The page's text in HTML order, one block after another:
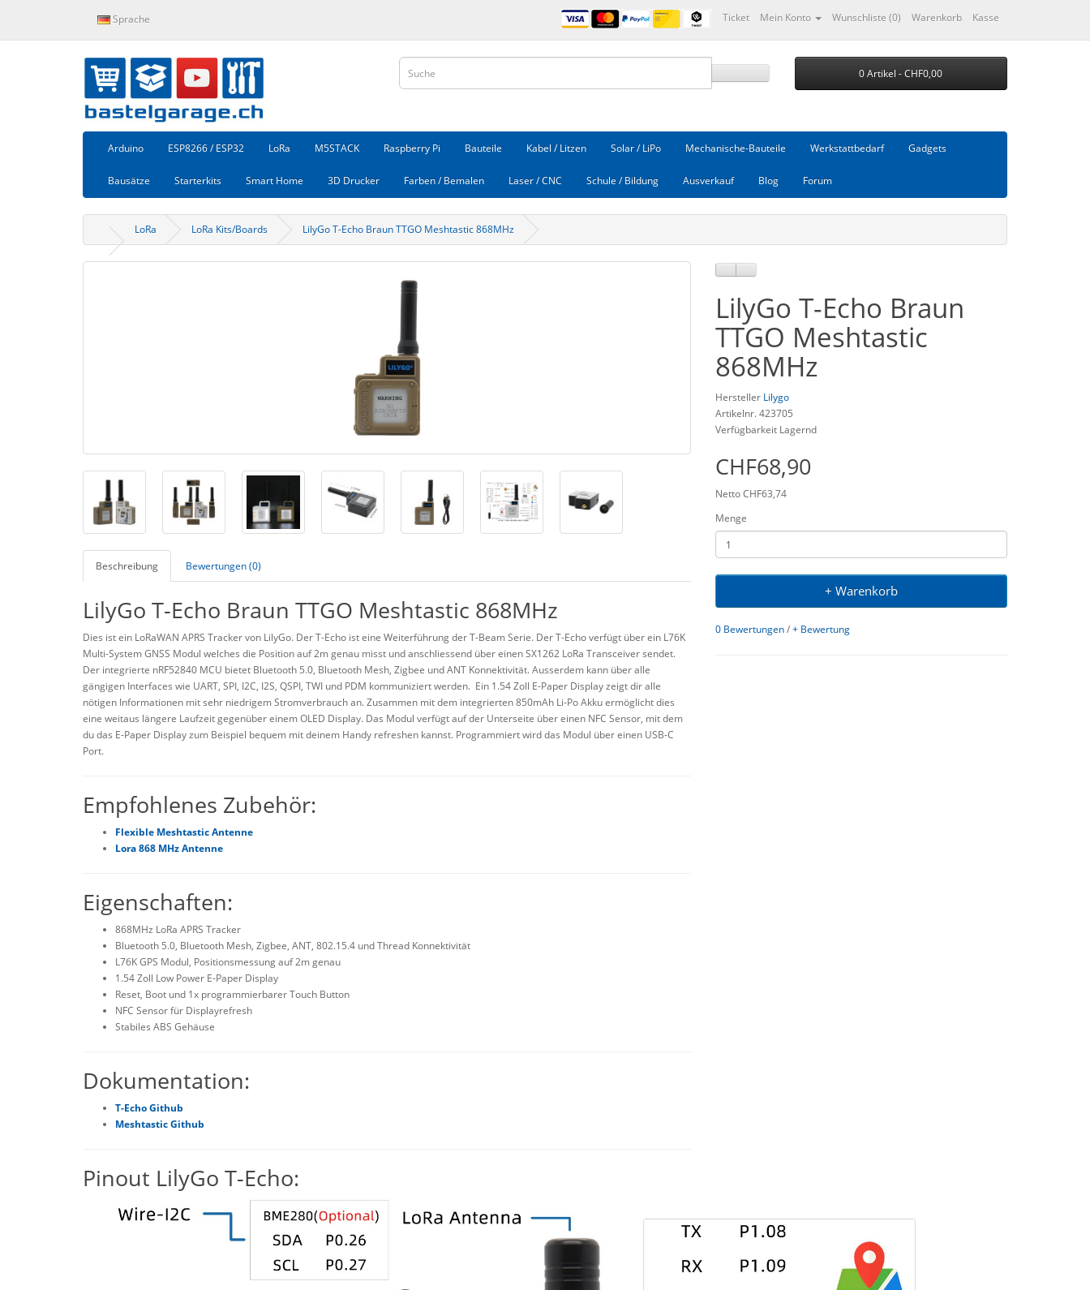
Sprache Ticket Mein Konto Wunschliste (0) Warenkorb Kasse
0 Artikel - CHF0,00
Arduino ESP8266 / ESP32 LoRa M5STACK Raspberry Pi Bauteile Kabel / Litzen Solar / LiPo Mechanische-Bauteile Werkstattbedarf Gadgets
Bausätze Starterkits Smart Home 3D Drucker Farben / Bemalen Laser / CNC Schule / Bildung Ausverkauf Blog Forum
LoRa LoRa Kits/Boards LilyGo T-Echo Braun TTGO Meshtastic 868MHz
Beschreibung Bewertungen (0)
LilyGo T-Echo Braun TTGO Meshtastic 868MHz
Dies ist ein LoRaWAN APRS Tracker von LilyGo. Der T-Echo ist eine Weiterführung der T-Beam Serie. Der T-Echo verfügt über ein L76K
Multi-System GNSS Modul welches die Position auf 2m genau misst und anschliessend über einen SX1262 LoRa Transceiver sendet.
Der integrierte nRF52840 MCU bietet Bluetooth 5.0, Bluetooth Mesh, Zigbee und ANT Konnektivität. Ausserdem kann über alle
gängigen Interfaces wie UART, SPI, I2C, I2S, QSPI, TWI und PDM kommuniziert werden. Ein 1.54 Zoll E-Paper Display zeigt dir alle
nötigen Informationen mit sehr niedrigem Stromverbrauch an. Zusammen mit dem integrierten 850mAh Li-Po Akku ermöglicht dies
eine weitaus längere Laufzeit gegenüber einem OLED Display. Das Modul verfügt auf der Unterseite über einen NFC Sensor, mit dem
du das E-Paper Display zum Beispiel bequem mit deinem Handy refreshen kannst. Programmiert wird das Modul über einen USB-C
Port.
Empfohlenes Zubehör:
Flexible Meshtastic Antenne
Lora 868 MHz Antenne
Eigenschaften:
868MHz LoRa APRS Tracker
Bluetooth 5.0, Bluetooth Mesh, Zigbee, ANT, 802.15.4 und Thread Konnektivität
L76K GPS Modul, Positionsmessung auf 2m genau
1.54 Zoll Low Power E-Paper Display
Reset, Boot und 1x programmierbarer Touch Button
NFC Sensor für Displayrefresh
Stabiles ABS Gehäuse
Dokumentation:
T-Echo Github
Meshtastic Github
Pinout LilyGo T-Echo:
LilyGo T-Echo Braun
TTGO Meshtastic
868MHz
Hersteller Lilygo
Artikelnr. 423705
Verfügbarkeit Lagernd
CHF68,90
Netto CHF63,74
Menge
+ Warenkorb
0 Bewertungen/+ Bewertung